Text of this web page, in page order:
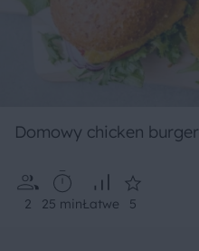
Domowy chicken burger
2 25 minŁatwe 5